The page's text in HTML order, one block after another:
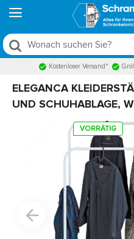
Kostenloser Versand*
ELEGANCA
UND SCHUHABLAGE,
VORRÄTIG